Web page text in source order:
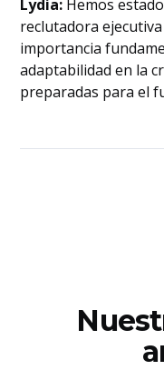
Lydia: Hemos
reclutadora
importancia
adaptabilidad en la
preparadas para el